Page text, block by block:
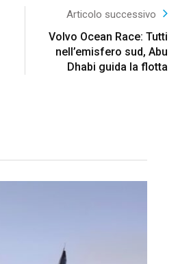
Articolo successivo
Volvo Ocean Race: Tutti
nell’emisfero sud, Abu
Dhabi guida la flotta